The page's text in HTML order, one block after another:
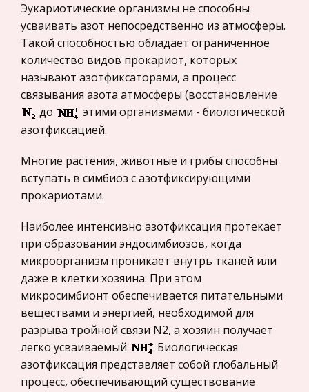
Микроэкономика, экономика предприятия,
предпринимательство
Нероссийское законодательство
Международные экономические и валютно-
кредитные отношения
Политология, Политистория
Радиоэлектроника
Медицина
Пищевые продукты
Конституционное (государственное) право
зарубежных стран
Государственное регулирование, Таможня,
Налоги
Транспорт
Жилищное право
Гражданское право
крупными партиями товаров, продажа
оптовым покупателям, приобретающим
товары в значительном количестве или
продающим их затем в розницу. Она
осуществляется чере
Нравственные проблемы в произведениях
Валентина Григорьевича Распутина
Вступление_____________________________________3
стр. Анализ повети «Деньги для
Марии»________________4 стр. Анализ повести
«Последний срок»_________________7 стр. Анализ
повест
Лекции по бухучету
Учетная политика - выбор организацией
способов и приемов введения БУ в данной
организации. Задачи БУ: 1- формирование
полной и достоверной информ. о деятел.
организации, ее имущественным положении дл
Эукариотические организмы не способны
усваивать азот непосредственно из атмосферы.
Такой способностью обладает ограниченное
количество видов прокариот, которых
называют азотфиксаторами, а процесс
связывания азота атмосферы (восстановление
до
этими организмами - биологической
азотфиксацией.
Многие растения, животные и грибы способны
вступать в симбиоз с азотфиксирующими
прокариотами.
Наиболее интенсивно азотфиксация протекает
при образовании эндосимбиозов, когда
микроорганизм проникает внутрь тканей или
даже в клетки хозяина. При этом
микросимбионт обеспечивается питательными
веществами и энергией, необходимой для
разрыва тройной связи N2, а хозяин получает
легко усваиваемый
Биологическая
азотфиксация представляет собой глобальный
процесс, обеспечивающий существование